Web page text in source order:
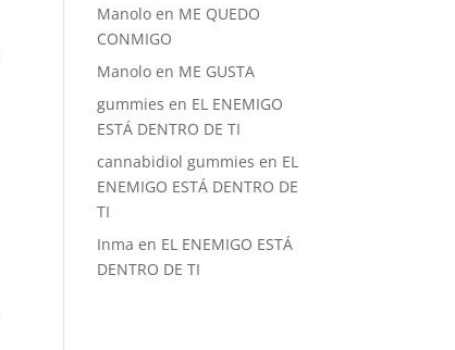
Manolo en ME QUEDO
CONMIGO
Manolo en ME GUSTA
gummies en EL ENEMIGO
ESTÁ DENTRO DE TI
cannabidiol gummies en EL
ENEMIGO ESTÁ DENTRO DE
TI
Inma en EL ENEMIGO ESTÁ
DENTRO DE TI